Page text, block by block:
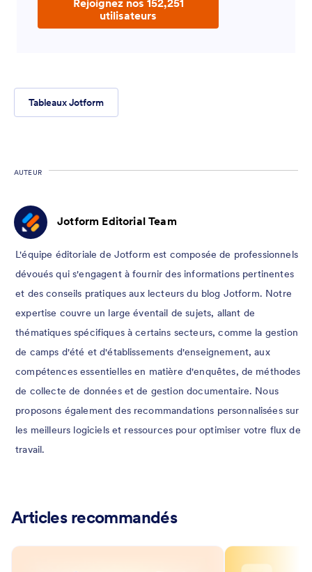
utilisateurs
Tableaux Jotform
AUTEUR
Jotform Editorial Team
L'équipe éditoriale de Jotform est composée de professionnels
dévoués qui s'engagent à fournir des informations pertinentes
et des conseils pratiques aux lecteurs du blog Jotform. Notre
expertise couvre un large éventail de sujets, allant de
thématiques spécifiques à certains secteurs, comme la gestion
de camps d'été et d'établissements d'enseignement, aux
compétences essentielles en matière d'enquêtes, de méthodes
de collecte de données et de gestion documentaire. Nous
proposons également des recommandations personnalisées sur
les meilleurs logiciels et ressources pour optimiser votre flux de
travail.
Articles recommandés